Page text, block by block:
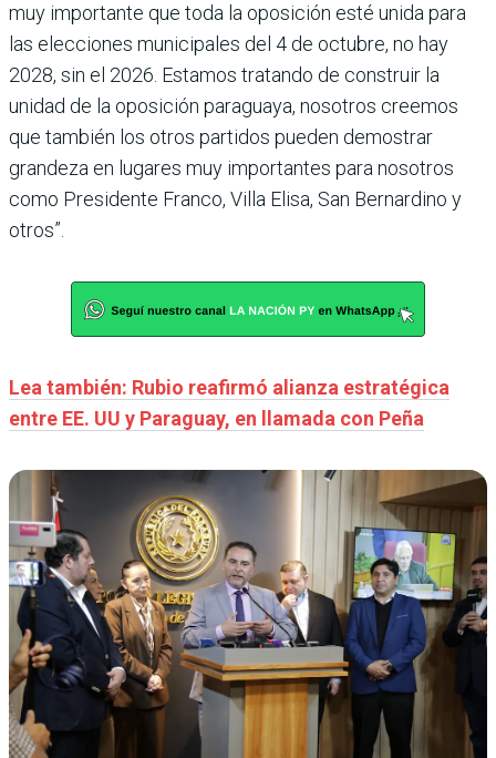
muy importante que toda la oposición esté unida para
las elecciones municipales del 4 de octubre, no hay
2028, sin el 2026. Estamos tratando de construir la
unidad de la oposición paraguaya, nosotros creemos
que también los otros partidos pueden demostrar
grandeza en lugares muy importantes para nosotros
como Presidente Franco, Villa Elisa, San Bernardino y
otros”.
Lea también: Rubio reafirmó alianza estratégica
entre EE. UU y Paraguay, en llamada con Peña